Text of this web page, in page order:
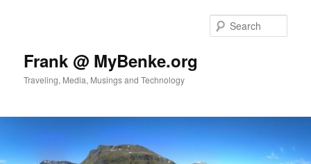
Frank @ MyBenke.org
Traveling, Media, Musings and Technology